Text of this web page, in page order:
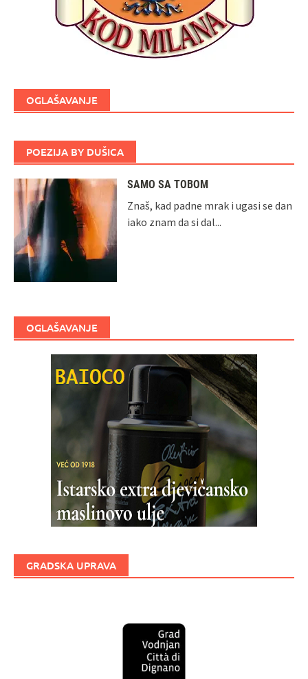
OGLAŠAVANJE
POEZIJA BY DUŠICA
SAMO SA TOBOM
Znaš, kad padne mrak i ugasi se dan
iako znam da si dal...
OGLAŠAVANJE
GRADSKA UPRAVA